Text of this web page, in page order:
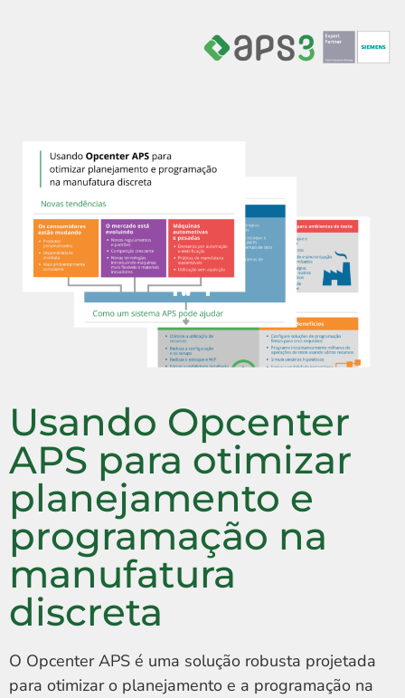
Usando Opcenter
APS para otimizar
planejamento e
programação na
manufatura
discreta
O Opcenter APS é uma solução robusta projetada
para otimizar o planejamento e a programação na